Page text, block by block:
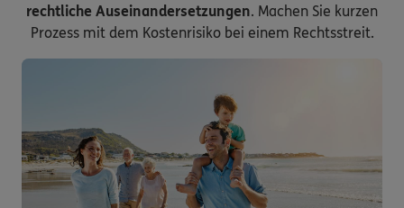
rechtliche Auseinandersetzungen. Machen Sie kurzen
Prozess mit dem Kostenrisiko bei einem Rechtsstreit.